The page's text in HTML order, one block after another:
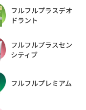
フルフルプラスデオ
ドラント
フルフルプラスセン
シティブ
フルフルプレミアム